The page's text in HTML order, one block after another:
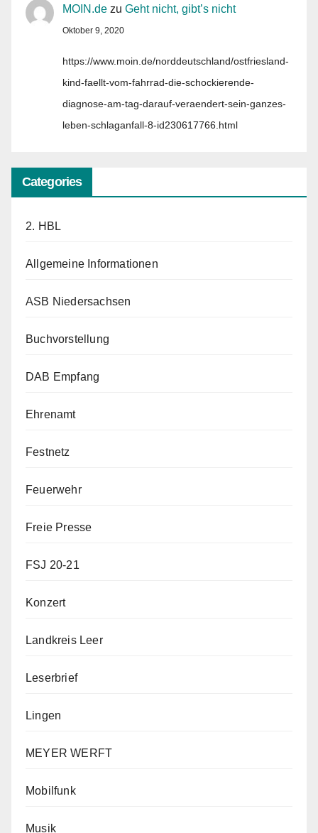
MOIN.de zu Geht nicht, gibt’s nicht
Oktober 9, 2020
https://www.moin.de/norddeutschland/ostfriesland-
kind-faellt-vom-fahrrad-die-schockierende-
diagnose-am-tag-darauf-veraendert-sein-ganzes-
leben-schlaganfall-8-id230617766.html
Categories
2. HBL
Allgemeine Informationen
ASB Niedersachsen
Buchvorstellung
DAB Empfang
Ehrenamt
Festnetz
Feuerwehr
Freie Presse
FSJ 20-21
Konzert
Landkreis Leer
Leserbrief
Lingen
MEYER WERFT
Mobilfunk
Musik